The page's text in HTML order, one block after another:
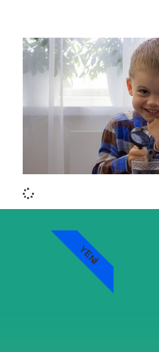
YENI